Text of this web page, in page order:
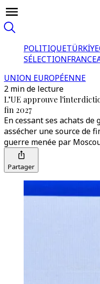
POLITIQUETÜRKİYE
SÉLECTIONFRANCE
UNION EUROPÉENNE
2 min de lecture
L’UE approuve
fin 2027
En cessant ses achats
assécher une source de
guerre menée par
Partager